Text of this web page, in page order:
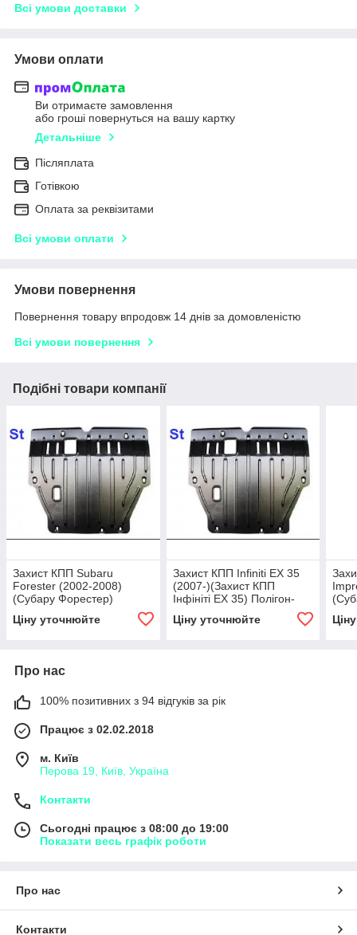
Всі умови доставки
Умови оплати
Ви отримаєте замовлення
або гроші повернуться на вашу картку
Детальніше
Післяплата
Готівкою
Оплата за реквізитами
Всі умови оплати
Умови повернення
Повернення товару впродовж 14 днів за домовленістю
Всі умови повернення
Подібні товари компанії
Захист КПП Subaru
Forester (2002-2008)
(Субару Форестер)
Ціну уточнюйте
Захист КПП Infiniti EX 35
(2007-)(Захист КПП
Інфініті ЕХ 35) Полігон-
Ціну уточнюйте
Про нас
100% позитивних з 94 відгуків за рік
Працює з 02.02.2018
м. Київ
Перова 19, Київ, Україна
Контакти
Сьогодні працює з 08:00 до 19:00
Показати весь графік роботи
Про нас
Контакти